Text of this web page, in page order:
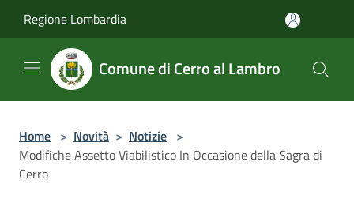
Regione Lombardia
Comune di Cerro al Lambro
Home > Novità > Notizie >
Modifiche Assetto Viabilistico In Occasione della Sagra di
Cerro